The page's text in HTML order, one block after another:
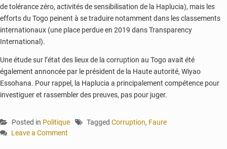
de tolérance zéro, activités de sensibilisation de la Haplucia), mais les
efforts du Togo peinent à se traduire notamment dans les classements
internationaux (une place perdue en 2019 dans Transparency
International).
Une étude sur l’état des lieux de la corruption au Togo avait été
également annoncée par le président de la Haute autorité, Wiyao
Essohana. Pour rappel, la Haplucia a principalement compétence pour
investiguer et rassembler des preuves, pas pour juger.
Posted in Politique Tagged Corruption, Faure
Leave a Comment